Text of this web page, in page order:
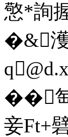
憼*詢
�&
��
妾Ft+